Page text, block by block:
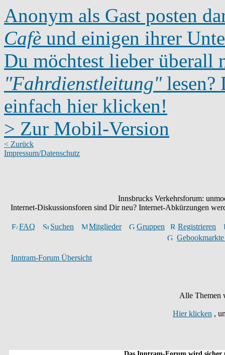
Anonym als Gast posten
Cafè und einigen ihrer
Du möchtest lieber überall
"Fahrdienstleitung"lesen?
einfach hier klicken!
> Zur Mobil-Version
< Zurück
Impressum/Datenschutz
Innsbrucks Verkehrsforum:
Internet-Diskussionsforen sind Dir neu? Internet-Abkürzungen
FAQ Suchen Mitglieder Gruppen
Registrieren
Inntram-Forum Übersicht
Alle Themen
Hier klicken ,